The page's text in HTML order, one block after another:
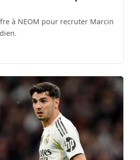
à NEOM pour recruter Marcin